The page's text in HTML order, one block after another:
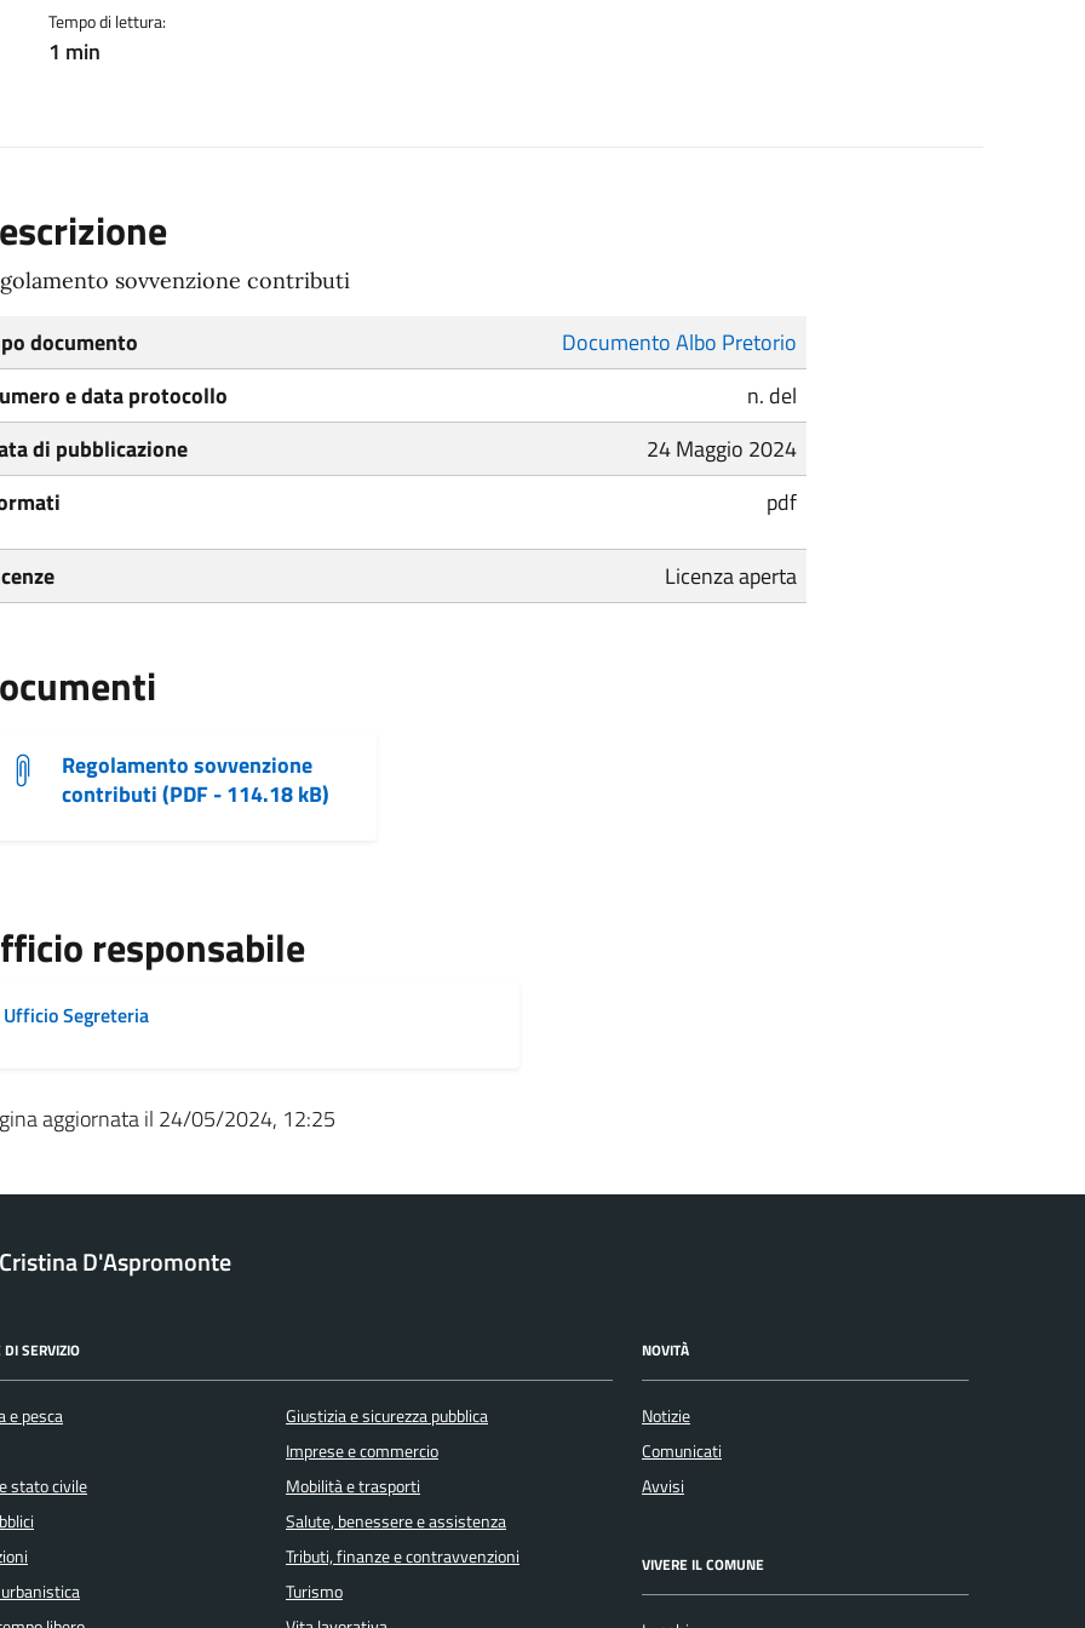
Tempo di lettura:
1 min
sovvenzione contributi
documento
Documento Albo Pretorio
e data protocollo
n. del
di pubblicazione
24 Maggio 2024
pdf
Licenza aperta
Regolamento sovvenzione
contributi (PDF - 114.18 kB)
responsabile
Ufficio Segreteria
aggiornata il 24/05/2024, 12:25
D'Aspromonte
DI SERVIZIO
e pesca
stato civile
Giustizia e sicurezza pubblica
Imprese e commercio
Mobilità e trasporti
Salute, benessere e assistenza
Tributi, finanze e contravvenzioni
Turismo
NOVITÀ
Notizie
Comunicati
Avvisi
VIVERE IL COMUNE